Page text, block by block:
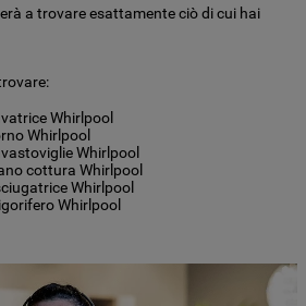
a trovare esattamente ciò di cui hai
Whirlpool
Whirlpool
Whirlpool
cottura Whirlpool
Whirlpool
Whirlpool